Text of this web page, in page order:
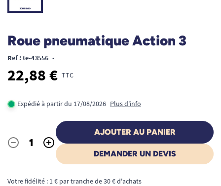
Roue pneumatique Action 3
Ref : te-43556 •
22,88 € TTC
Expédié à partir du 17/08/2026 Plus d'info
Quantité
- +
AJOUTER AU PANIER
DEMANDER UN DEVIS
Votre fidélité : 1 € par tranche de 30 € d'achats